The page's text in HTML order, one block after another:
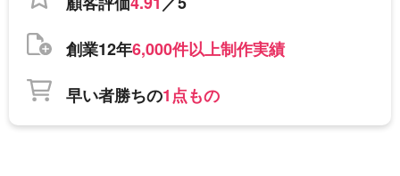
創業12年6,000件以上制作実績
早い者勝ちの1点もの